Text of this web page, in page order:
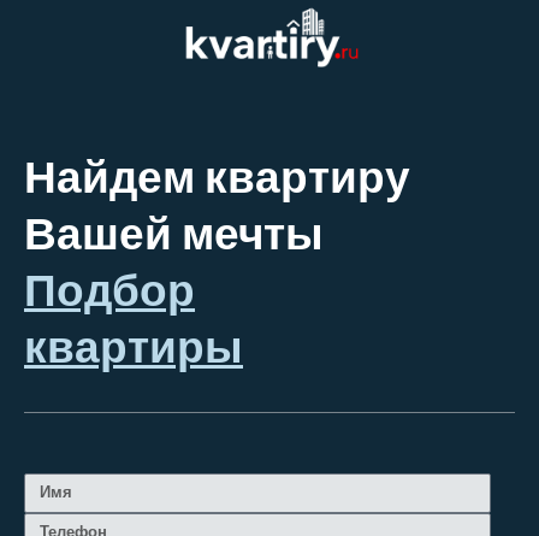
Найдем квартиру
Вашей мечты
Подбор
квартиры